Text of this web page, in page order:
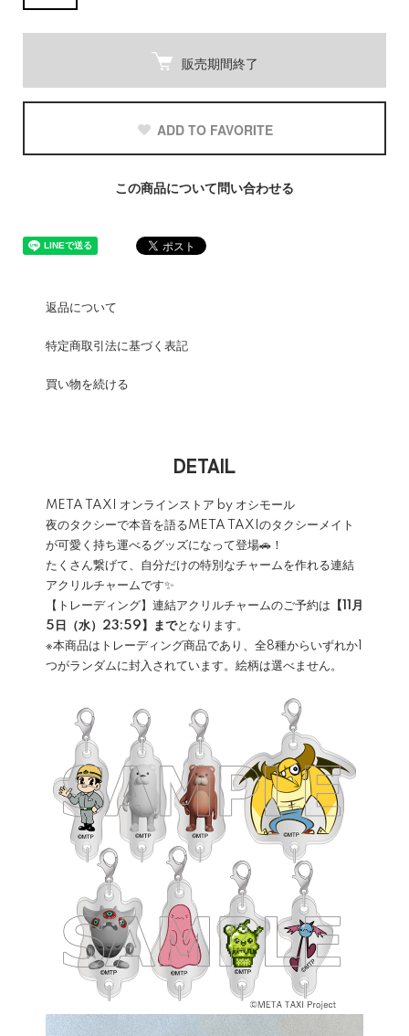
販売期間終了
ADD TO FAVORITE
この商品について問い合わせる
返品について
特定商取引法に基づく表記
買い物を続ける
DETAIL
META TAXI オンラインストア by オシモール
夜のタクシーで本音を語るMETA TAXIのタクシーメイト
が可愛く持ち運べるグッズになって登場🚗！
たくさん繋げて、自分だけの特別なチャームを作れる連結
アクリルチャームです✨
【トレーディング】連結アクリルチャームのご予約は 【11月
5日（水）23:59】までとなります。
※本商品はトレーディング商品であり、全8種からいずれか1
つがランダムに封入されています。絵柄は選べません。